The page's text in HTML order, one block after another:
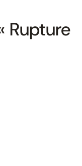
Rupture